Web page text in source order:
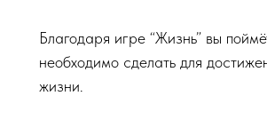
Благодаря игре “Жизнь” вы
необходимо сделать для
жизни.